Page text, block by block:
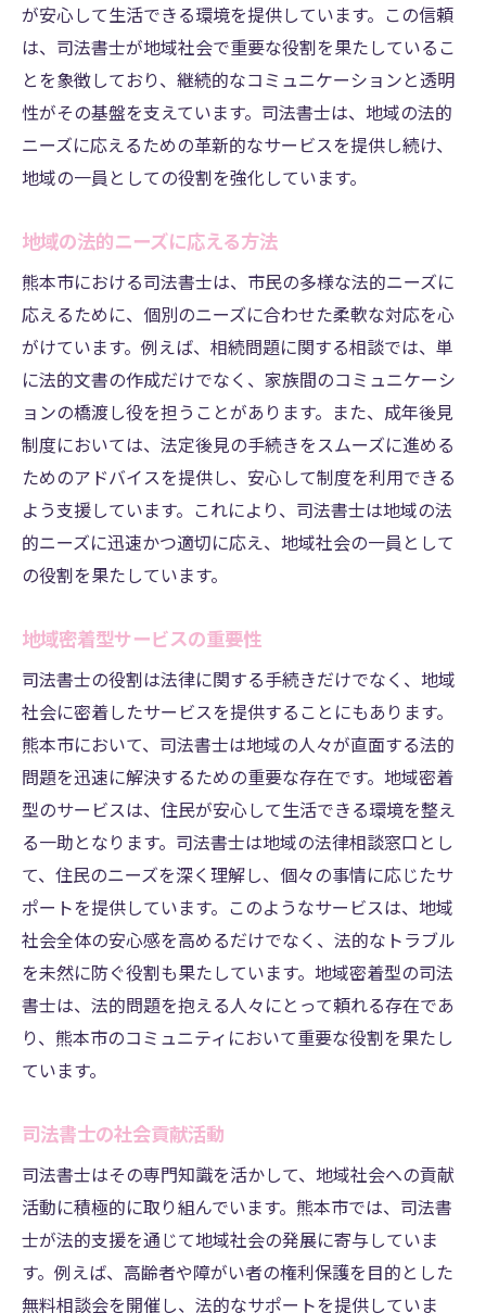
市民の安心感を高める取り組み
安全な法的環境の提供
市民の法的リテラシー向上支援
迅速な対応で安心を提供
地域に根ざした法的サポート
司法書士の専門知識が熊本市の未来を形作る
専門知識を地域に活かす方法
司法書士のスキルアップと地域貢献
専門性を活かした地域支援
熊本市の未来を切り開く法的サポート
新しい専門分野への挑戦
法的専門知識で地域に貢献
熊本市の司法書士が目指す地域コミュニティ支
援
持続可能な地域支援の構築
コミュニティとの連携強化
地域社会への貢献と展望
市民から信頼される司法書士
迅速な対応で熊本市の市民のニーズに応える司
法書士
迅速な対応が求められる理由
市民のための迅速な法的サポート
効率的なサービス提供法
緊急時の対応体制の整備
迅速な対応で築く信頼関係
が安心して生活できる環境を提供しています。この信頼
は、司法書士が地域社会で重要な役割を果たしているこ
とを象徴しており、継続的なコミュニケーションと透明
性がその基盤を支えています。司法書士は、地域の法的
ニーズに応えるための革新的なサービスを提供し続け、
地域の一員としての役割を強化しています。
地域の法的ニーズに応える方法
熊本市における司法書士は、市民の多様な法的ニーズに
応えるために、個別のニーズに合わせた柔軟な対応を心
がけています。例えば、相続問題に関する相談では、単
に法的文書の作成だけでなく、家族間のコミュニケーシ
ョンの橋渡し役を担うことがあります。また、成年後見
制度においては、法定後見の手続きをスムーズに進める
ためのアドバイスを提供し、安心して制度を利用できる
よう支援しています。これにより、司法書士は地域の法
的ニーズに迅速かつ適切に応え、地域社会の一員として
の役割を果たしています。
地域密着型サービスの重要性
司法書士の役割は法律に関する手続きだけでなく、地域
社会に密着したサービスを提供することにもあります。
熊本市において、司法書士は地域の人々が直面する法的
問題を迅速に解決するための重要な存在です。地域密着
型のサービスは、住民が安心して生活できる環境を整え
る一助となります。司法書士は地域の法律相談窓口とし
て、住民のニーズを深く理解し、個々の事情に応じたサ
ポートを提供しています。このようなサービスは、地域
社会全体の安心感を高めるだけでなく、法的なトラブル
を未然に防ぐ役割も果たしています。地域密着型の司法
書士は、法的問題を抱える人々にとって頼れる存在であ
り、熊本市のコミュニティにおいて重要な役割を果たし
ています。
司法書士の社会貢献活動
司法書士はその専門知識を活かして、地域社会への貢献
活動に積極的に取り組んでいます。熊本市では、司法書
士が法的支援を通じて地域社会の発展に寄与していま
す。例えば、高齢者や障がい者の権利保護を目的とした
無料相談会を開催し、法的なサポートを提供していま